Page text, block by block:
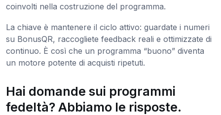
coinvolti nella costruzione del programma.
La chiave è mantenere il ciclo attivo: guardate i numeri
su BonusQR, raccogliete feedback reali e ottimizzate di
continuo. È così che un programma “buono” diventa
un motore potente di acquisti ripetuti.
Hai domande sui programmi
fedeltà? Abbiamo le risposte.